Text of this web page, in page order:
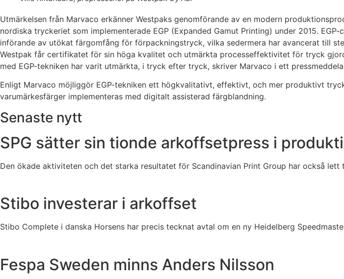
Utmärkelsen från Marvaco erkänner Westpaks genomförande av en modern
nordiska tryckeriet som implementerade EGP (Expanded Gamut Printing) under 2015.
införande av utökat färgomfång för förpackningstryck, vilka sedermera har avancerat till
Westpak får certifikatet för sin höga kvalitet och utmärkta processeffektivitet för tryck
med EGP-tekniken har varit utmärkta, i tryck efter tryck, skriver Marvaco i ett
Enligt Marvaco möjliggör EGP-tekniken ett högkvalitativt, effektivt, och mer produktivt
varumärkesfärger implementeras med digitalt assisterad färgblandning.
Senaste nytt
SPG sätter sin tionde arkoffsetpress i
Den ökade aktiviteten och det starka resultatet för Scandinavian Print Group har också
Stibo investerar i arkoffset
Stibo Complete i danska Horsens har precis tecknat avtal om en ny Heidelberg
Fespa Sweden minns Anders Nilsson